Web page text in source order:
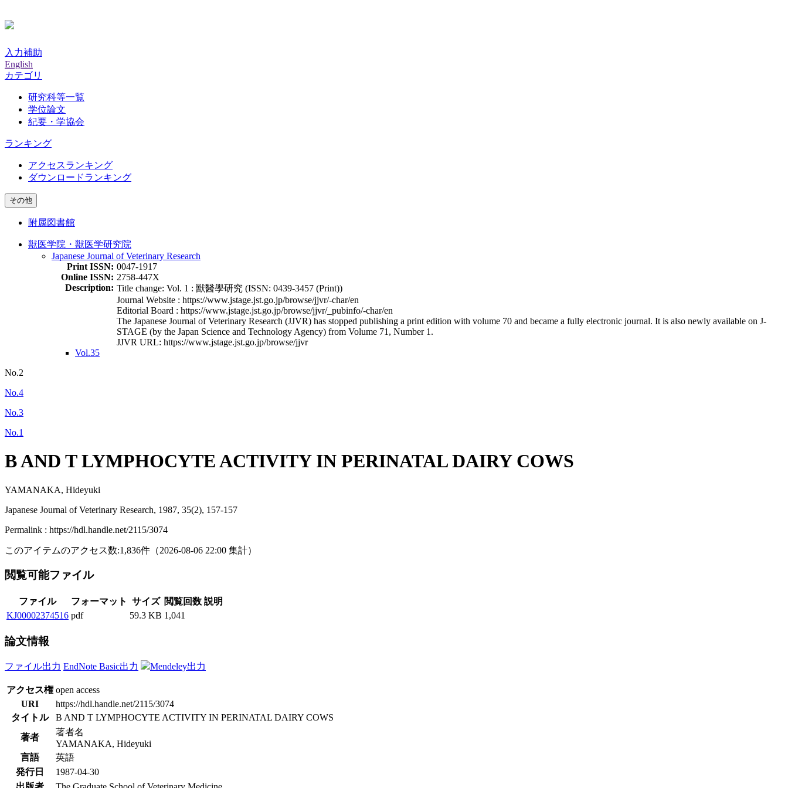
入力補助
English
カテゴリ
研究科等一覧
学位論文
紀要・学協会
ランキング
アクセスランキング
ダウンロードランキング
その他
附属図書館
獣医学院・獣医学研究院
Japanese Journal of Veterinary Research
Print ISSN: 0047-1917
Online ISSN: 2758-447X
Description: Title change: Vol. 1 : 獸醫學研究 (ISSN: 0439-3457 (Print))
Journal Website : https://www.jstage.jst.go.jp/browse/jjvr/-char/en
Editorial Board : https://www.jstage.jst.go.jp/browse/jjvr/_pubinfo/-char/en
The Japanese Journal of Veterinary Research (JJVR) has stopped publishing a print edition with volume 70 and became a fully electronic journal. It is also newly available on J-
STAGE (by the Japan Science and Technology Agency) from Volume 71, Number 1.
JJVR URL: https://www.jstage.jst.go.jp/browse/jjvr
Vol.35
No.2
No.4
No.3
No.1
B AND T LYMPHOCYTE ACTIVITY IN PERINATAL DAIRY COWS
YAMANAKA, Hideyuki
Japanese Journal of Veterinary Research, 1987, 35(2), 157-157
Permalink : https://hdl.handle.net/2115/3074
このアイテムのアクセス数:1,836件 （2026-08-06 22:00 集計）
閲覧可能ファイル
ファイル フォーマット サイズ 閲覧回数 説明
KJ00002374516 pdf 59.3 KB 1,041
論文情報
ファイル出力 EndNote Basic出力 Mendeley出力
アクセス権 open access
URI
https://hdl.handle.net/2115/3074
タイトル
B AND T LYMPHOCYTE ACTIVITY IN PERINATAL DAIRY COWS
著者
著者名
YAMANAKA, Hideyuki
言語
英語
発行日
1987-04-30